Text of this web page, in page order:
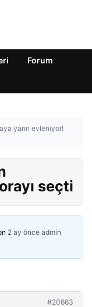
Forum
yarın evleniyor!
seçti
2 ay önce admin
#20663